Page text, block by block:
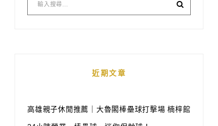
近期文章
高雄親子休閒推薦｜大魯閣棒壘球打擊場 楠梓館